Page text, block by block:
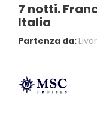
7 notti.
Italia
Partenza da: